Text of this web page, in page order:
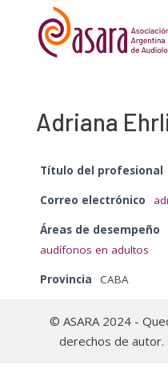
Adriana
Título del profesional
Correo electrónico
Áreas de desempeño
audífonos en adultos
Provincia CABA
© ASARA 2024 -
derechos de